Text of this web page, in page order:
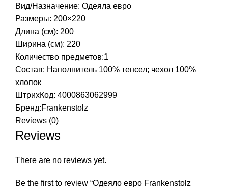
Вид/Назначение: Одеяла евро
Размеры: 200×220
Длина (см): 200
Ширина (см): 220
Количество предметов:1
Состав: Наполнитель 100% тенсел; чехол 100%
хлопок
ШтрихКод: 4000863062999
Бренд:Frankenstolz
Reviews (0)
Reviews
There are no reviews yet.
Be the first to review “Одеяло евро Frankenstolz